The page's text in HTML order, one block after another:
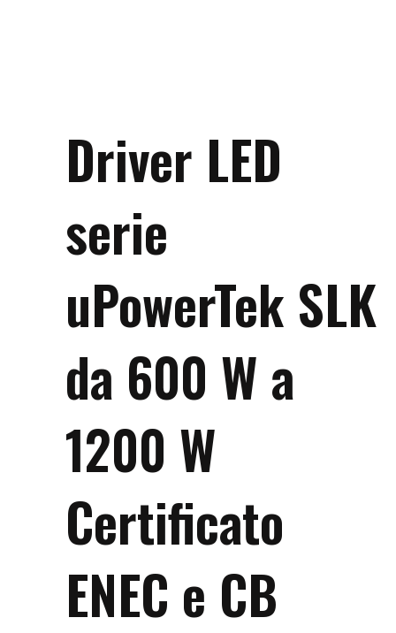
Driver LED
serie
uPowerTek SLK
da 600 W a
1200 W
Certificato
ENEC e CB